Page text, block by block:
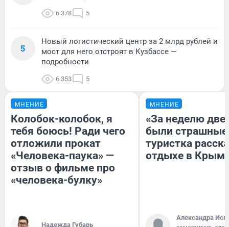
6 378 5
5
Новый логистический центр за 2 млрд рублей и
мост для него отстроят в Кузбассе —
подробности
6 353 5
МНЕНИЕ
Колобок-колобок, я
тебя боюсь! Ради чего
отложили прокат
«Человека-паука» —
отзыв о фильме про
«человека-булку»
Надежда Губарь
МНЕНИЕ
«За неделю две
были
туристка
отдыхе в
Александра